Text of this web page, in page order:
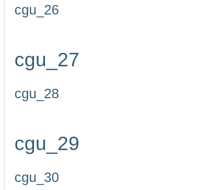
cgu_26
cgu_27
cgu_28
cgu_29
cgu_30